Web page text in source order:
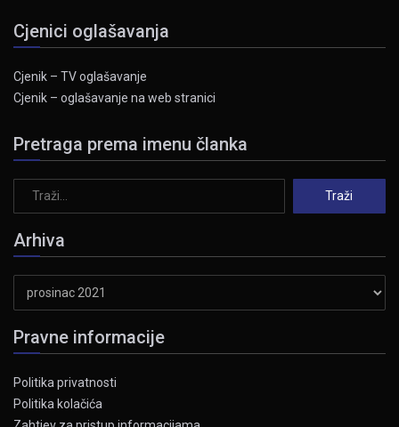
Cjenici oglašavanja
Cjenik – TV oglašavanje
Cjenik – oglašavanje na web stranici
Pretraga prema imenu članka
Arhiva
Pravne informacije
Politika privatnosti
Politika kolačića